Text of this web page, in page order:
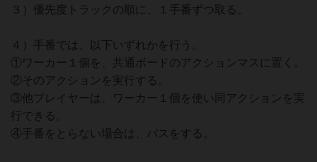
３）優先度トラックの順に、１手番ずつ取る。
４）手番では、以下いずれかを行う。
①ワーカー１個を、共通ボードのアクションマスに置く。
②そのアクションを実行する。
③他プレイヤーは、ワーカー１個を使い同アクションを実
行できる。
④手番をとらない場合は、パスをする。